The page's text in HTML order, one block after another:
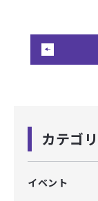
カテゴ
イベント